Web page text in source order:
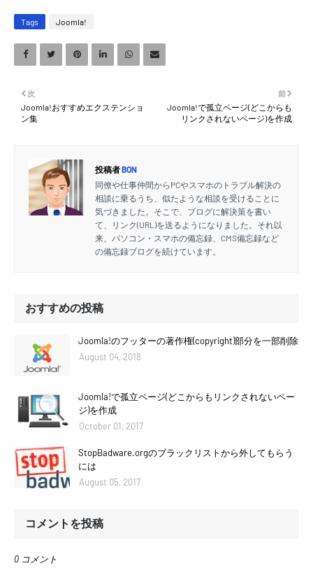
Tags Joomla!
前
Joomla!で孤立ページ(どこからも
リンクされないページ)を作成
次
Joomla!おすすめエクステンショ
ン集
投稿者BON
同僚や仕事仲間からPCやスマホのトラブル解決の
相談に乗るうち、似たような相談を受けることに
気づきました。そこで、ブログに解決策を書い
て、リンク(URL)を送るようになりました。それ以
来、パソコン・スマホの備忘録、CMS備忘録など
の備忘録ブログを続けています。
おすすめの投稿
Joomla!のフッターの著作権(copyright)部分を一部削除
August 04, 2018
Joomla!で孤立ページ(どこからもリンクされないペー
ジ)を作成
October 01, 2017
StopBadware.orgのブラックリストから外してもらう
には
August 05, 2017
コメントを投稿
0 コメント